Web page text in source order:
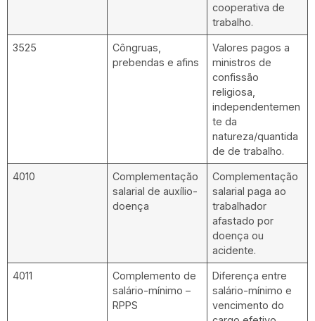
cooperativa de
trabalho.
3525
Côngruas,
prebendas e afins
Valores pagos a
ministros de
confissão
religiosa,
independentemen
te da
natureza/quantida
de de trabalho.
4010
Complementação
salarial de auxílio-
doença
Complementação
salarial paga ao
trabalhador
afastado por
doença ou
acidente.
4011
Complemento de
salário-mínimo –
RPPS
Diferença entre
salário-mínimo e
vencimento do